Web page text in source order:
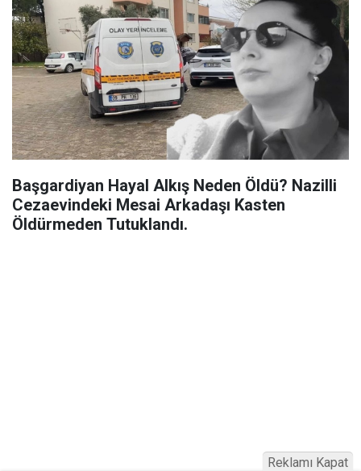
Başgardiyan Hayal Alkış Neden Öldü? Nazilli
Cezaevindeki Mesai Arkadaşı Kasten
Öldürmeden Tutuklandı.
Reklamı Kapat